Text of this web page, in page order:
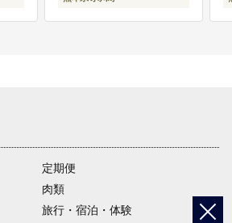
定期便
肉類
旅行・宿泊・体験